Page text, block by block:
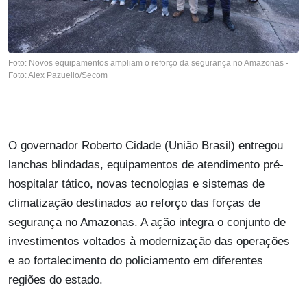
Foto: Novos equipamentos ampliam o reforço da segurança no Amazonas -
Foto: Alex Pazuello/Secom
O governador Roberto Cidade (União Brasil) entregou
lanchas blindadas, equipamentos de atendimento pré-
hospitalar tático, novas tecnologias e sistemas de
climatização destinados ao reforço das forças de
segurança no Amazonas. A ação integra o conjunto de
investimentos voltados à modernização das operações
e ao fortalecimento do policiamento em diferentes
regiões do estado.